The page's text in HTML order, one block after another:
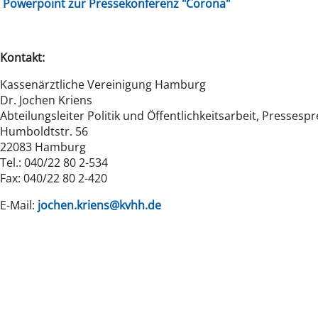
Powerpoint zur Pressekonferenz "Corona"
Kontakt:
Kassenärztliche Vereinigung Hamburg
Dr. Jochen Kriens
Abteilungsleiter Politik und Öffentlichkeitsarbeit,
Humboldtstr. 56
22083 Hamburg
Tel.: 040/22 80 2-534
Fax: 040/22 80 2-420
E-Mail: jochen.kriens@kvhh.de